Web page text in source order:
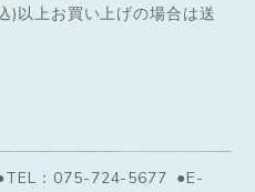
以上お買い上げの場合は送
：075-724-5677 ●E-